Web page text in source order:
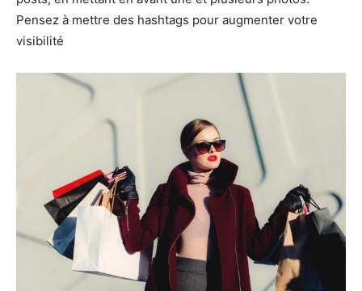
Pensez à mettre des hashtags pour augmenter votre
visibilité